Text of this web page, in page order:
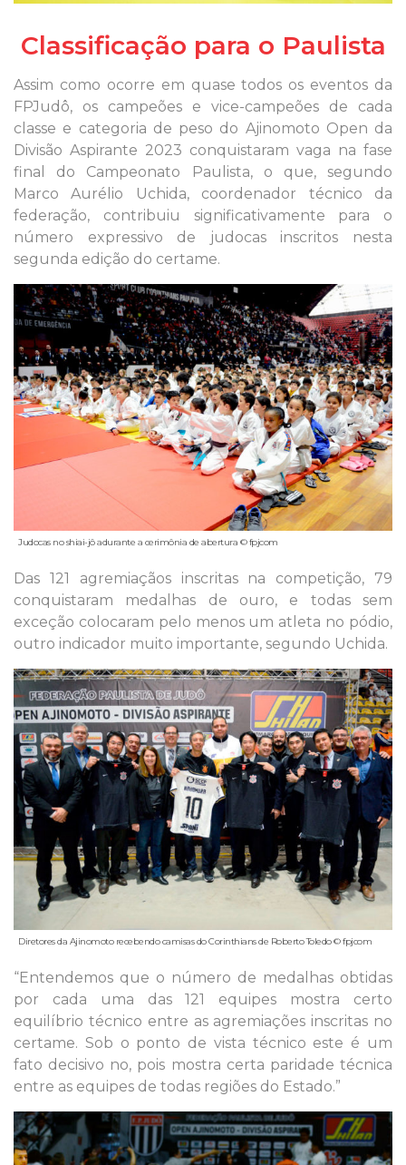
Classificação para o Paulista
Assim como ocorre em quase todos os eventos da
FPJudô, os campeões e vice-campeões de cada
classe e categoria de peso do Ajinomoto Open da
Divisão Aspirante 2023 conquistaram vaga na fase
final do Campeonato Paulista, o que, segundo
Marco Aurélio Uchida, coordenador técnico da
federação, contribuiu significativamente para o
número expressivo de judocas inscritos nesta
segunda edição do certame.
Judocas no shiai-jô adurante a cerimônia de abertura © fpjcom
Das 121 agremiaçãos inscritas na competição, 79
conquistaram medalhas de ouro, e todas sem
exceção colocaram pelo menos um atleta no pódio,
outro indicador muito importante, segundo Uchida.
Diretores da Ajinomoto recebendo camisas do Corinthians de Roberto Toledo © fpjcom
“Entendemos que o número de medalhas obtidas
por cada uma das 121 equipes mostra certo
equilíbrio técnico entre as agremiações inscritas no
certame. Sob o ponto de vista técnico este é um
fato decisivo no, pois mostra certa paridade técnica
entre as equipes de todas regiões do Estado.”